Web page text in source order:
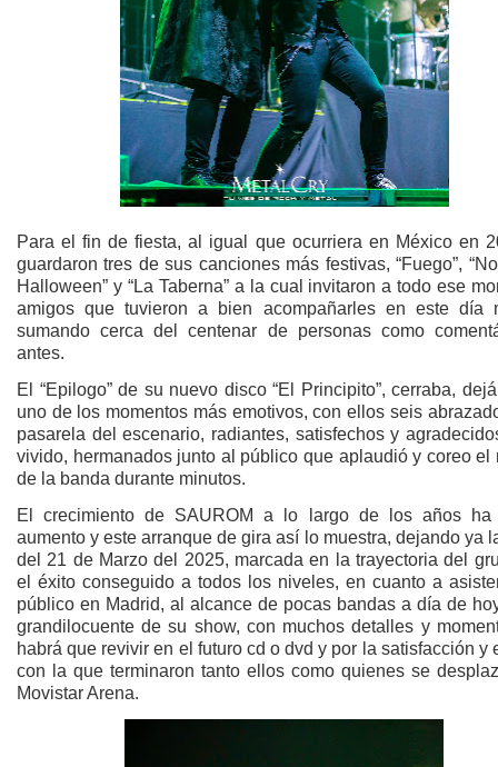
Para el fin de fiesta, al igual que ocurriera en México en
guardaron tres de sus canciones más festivas, “Fuego”,
Halloween” y “La Taberna” a la cual invitaron a todo ese
amigos que tuvieron a bien acompañarles en este día
sumando cerca del centenar de personas como
antes.
El “Epilogo” de su nuevo disco “El Principito”, cerraba,
uno de los momentos más emotivos, con ellos seis
pasarela del escenario, radiantes, satisfechos y
vivido, hermanados junto al público que aplaudió y coreo el
de la banda durante minutos.
El crecimiento de SAUROM a lo largo de los años
aumento y este arranque de gira así lo muestra, dejando ya
del 21 de Marzo del 2025, marcada en la trayectoria del
el éxito conseguido a todos los niveles, en cuanto a
público en Madrid, al alcance de pocas bandas a día de
grandilocuente de su show, con muchos detalles y
habrá que revivir en el futuro cd o dvd y por la satisfacción y
con la que terminaron tanto ellos como quienes se
Movistar Arena.